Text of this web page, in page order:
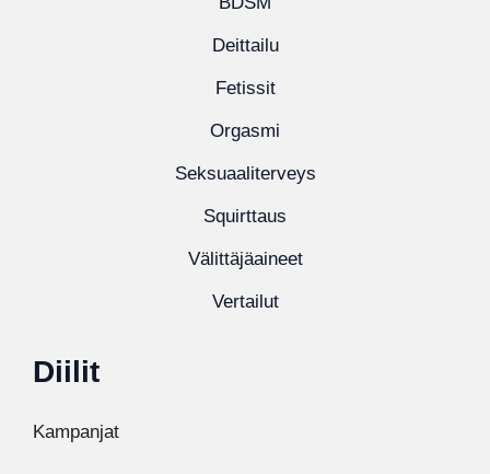
Deittailu
Fetissit
Orgasmi
Seksuaaliterveys
Squirttaus
Välittäjäaineet
Vertailut
Diilit
Kampanjat